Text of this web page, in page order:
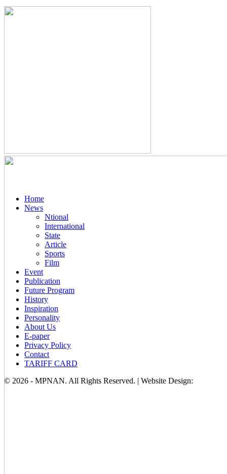
Home
News
Ntional
International
State
Article
Sports
Film
Event
Publication
Future Program
History
Inspiration
Personality
About Us
E-paper
Privacy Policy
Contact
TARIFF CARD
© 2026 - MPNAN. All Rights Reserved. | Website Design: